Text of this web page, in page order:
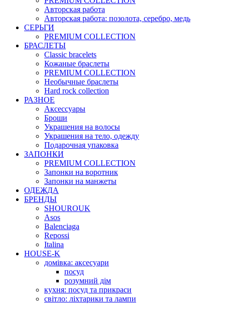
Авторская работа
Авторская работа: позолота, серебро, медь
СЕРЬГИ
PREMIUM COLLECTION
БРАСЛЕТЫ
Classic bracelets
Кожаные браслеты
PREMIUM COLLECTION
Необычные браслеты
Hard rock collection
РАЗНОЕ
Аксессуары
Броши
Украшения на волосы
Украшения на тело, одежду
Подарочная упаковка
ЗАПОНКИ
PREMIUM COLLECTION
Запонки на воротник
Запонки на манжеты
ОДЕЖДА
БРЕНДЫ
SHOUROUK
Asos
Balenciaga
Repossi
Italina
HOUSE-K
домівка: аксесуари
посуд
розумний дім
кухня: посуд та прикраси
світло: ліхтарики та лампи